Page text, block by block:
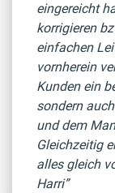
eingereicht
korrigieren
einfachen
vornherein
Kunden ein
sondern
und dem
Gleichzeitig
alles gleich
Harri”